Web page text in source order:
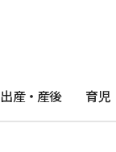
出産・産後 育児